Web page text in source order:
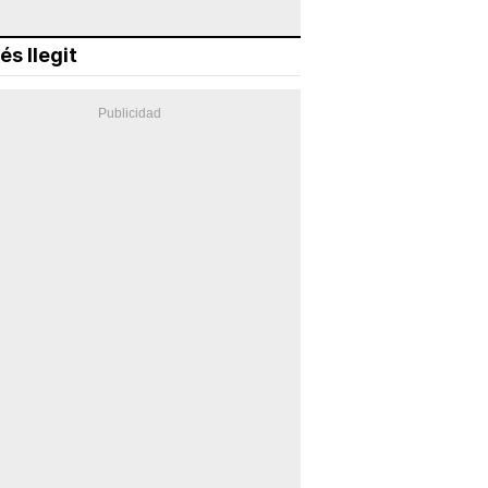
llegit